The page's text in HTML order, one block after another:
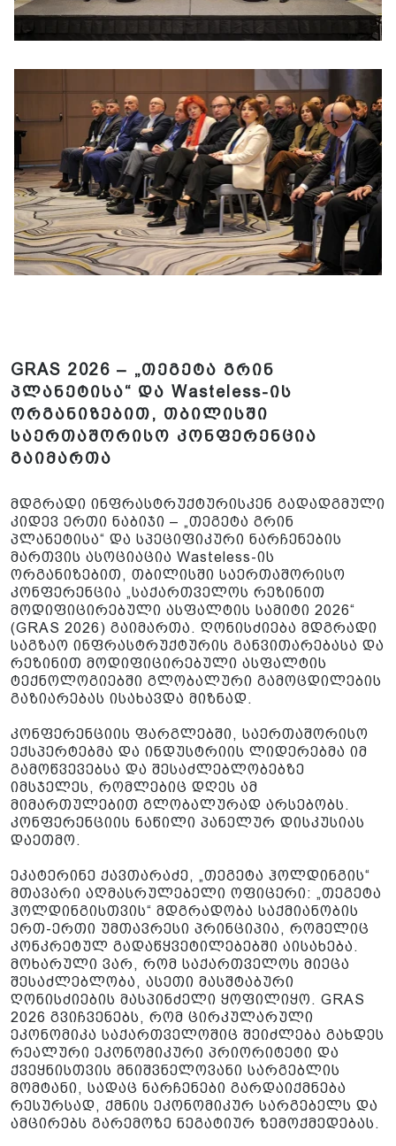
GRAS 2026 – „თეგეტა გრინ
პლანეტისა“ და Wasteless-ის
ორგანიზებით, თბილისში
საერთაშორისო კონფერენცია
გაიმართა
მდგრადი ინფრასტრუქტურისკენ გადადგმული
კიდევ ერთი ნაბიჯი – „თეგეტა გრინ
პლანეტისა“ და სპეციფიკური ნარჩენების
მართვის ასოციაცია Wasteless-ის
ორგანიზებით, თბილისში საერთაშორისო
კონფერენცია „საქართველოს რეზინით
მოდიფიცირებული ასფალტის სამიტი 2026“
(GRAS 2026) გაიმართა. ღონისძიება მდგრადი
საგზაო ინფრასტრუქტურის განვითარებასა და
რეზინით მოდიფიცირებული ასფალტის
ტექნოლოგიებში გლობალური გამოცდილების
გაზიარებას ისახავდა მიზნად.
კონფერენციის ფარგლებში, საერთაშორისო
ექსპერტებმა და ინდუსტრიის ლიდერებმა იმ
გამოწვევებსა და შესაძლებლობებზე
იმსჯელეს, რომლებიც დღეს ამ
მიმართულებით გლობალურად არსებობს.
კონფერენციის ნაწილი პანელურ დისკუსიას
დაეთმო.
ეკატერინე ქავთარაძე, „თეგეტა ჰოლდინგის“
მთავარი აღმასრულებელი ოფიცერი: „თეგეტა
ჰოლდინგისთვის“ მდგრადობა საქმიანობის
ერთ-ერთი უმთავრესი პრინციპია, რომელიც
კონკრეტულ გადაწყვეტილებებში აისახება.
მოხარული ვარ, რომ საქართველოს მიეცა
შესაძლებლობა, ასეთი მასშტაბური
ღონისძიების მასპინძელი ყოფილიყო. GRAS
2026 გვიჩვენებს, რომ ცირკულარული
ეკონომიკა საქართველოშიც შეიძლება გახდეს
რეალური ეკონომიკური პრიორიტეტი და
ქვეყნისთვის მნიშვნელოვანი სარგებლის
მომტანი, სადაც ნარჩენები გარდაიქმნება
რესურსად, ქმნის ეკონომიკურ სარგებელს და
ამცირებს გარემოზე ნეგატიურ ზემოქმედებას.